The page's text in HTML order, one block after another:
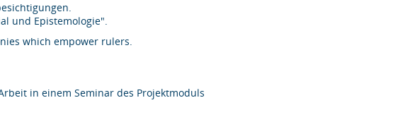
und Epistemologie".
which empower rulers.
in einem Seminar des Projektmoduls